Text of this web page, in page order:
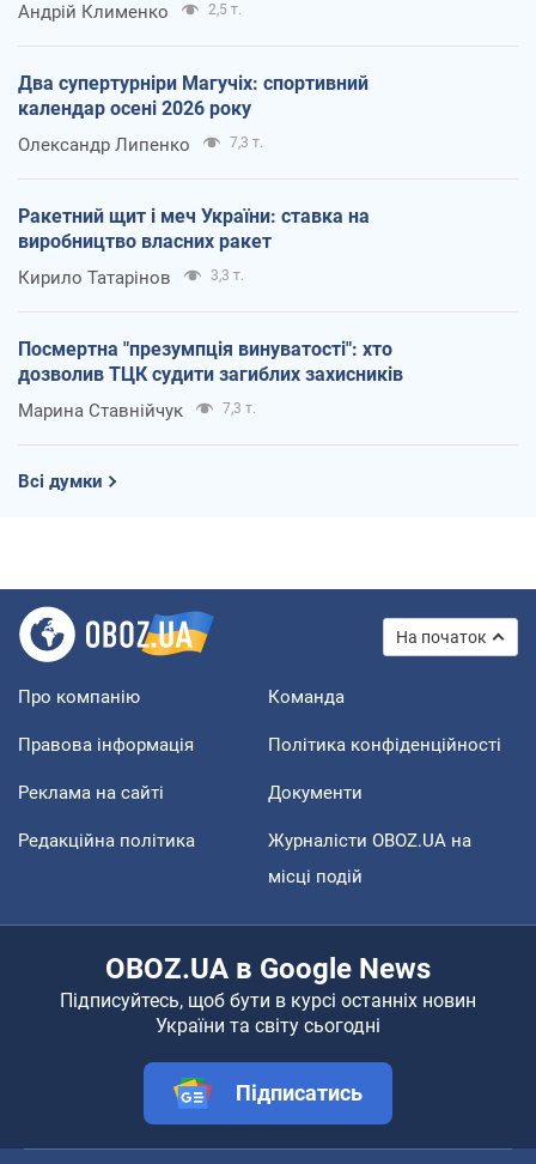
Андрій Клименко 2,5 т.
Два супертурніри Магучіх: спортивний
календар осені 2026 року
Олександр Липенко 7,3 т.
Ракетний щит і меч України: ставка на
виробництво власних ракет
Кирило Татарінов 3,3 т.
Посмертна "презумпція винуватості": хто
дозволив ТЦК судити загиблих захисників
Марина Ставнійчук 7,3 т.
Всі думки
На початок
Про компанію Команда
Правова інформація Політика конфіденційності
Реклама на сайті Документи
Редакційна політика
Журналісти OBOZ.UA на
місці подій
OBOZ.UA в Google News
Підписуйтесь, щоб бути в курсі останніх новин
України та світу сьогодні
Підписатись